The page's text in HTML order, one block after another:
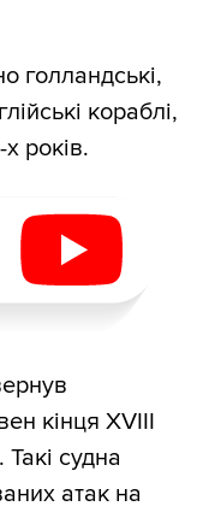
голландські,
кораблі,
років.
кінця XVIII
судна
атак на